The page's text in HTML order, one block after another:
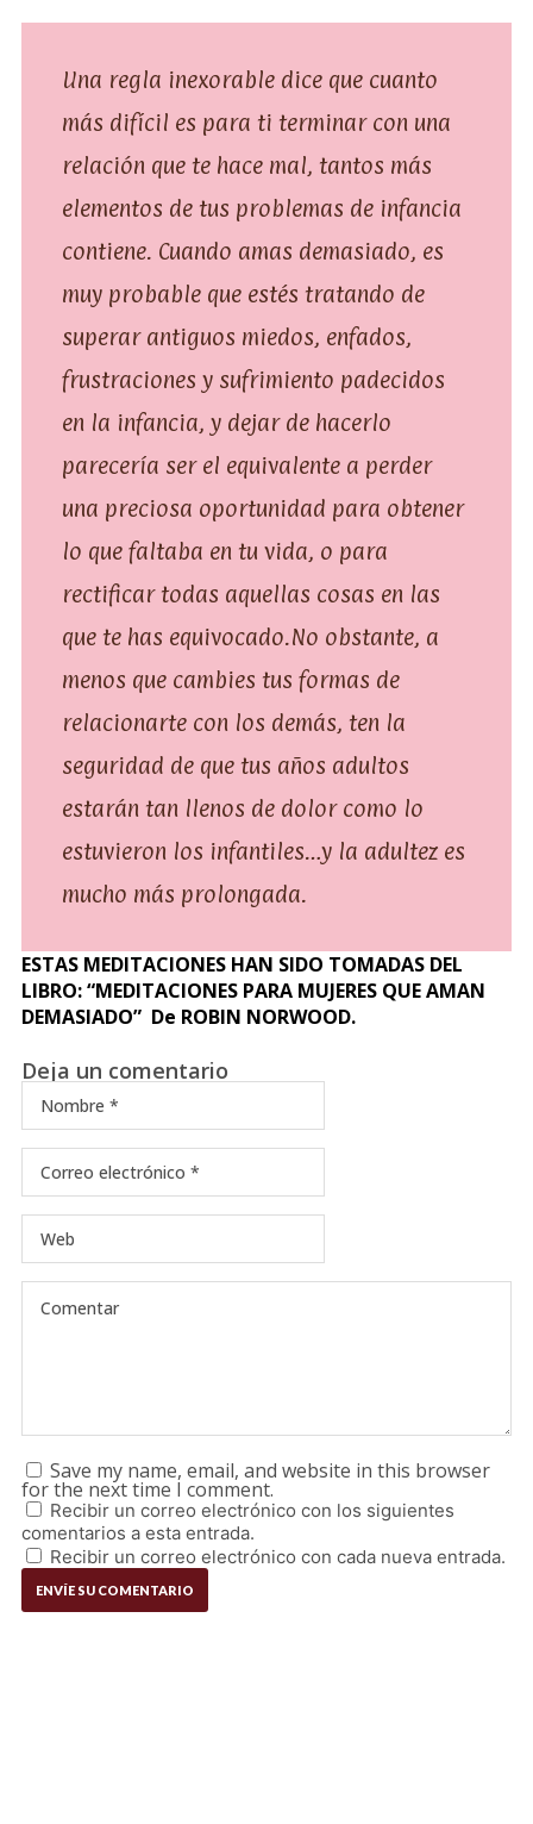
Una regla inexorable dice que cuanto
más difícil es para ti terminar con una
relación que te hace mal, tantos más
elementos de tus problemas de infancia
contiene. Cuando amas demasiado, es
muy probable que estés tratando de
superar antiguos miedos, enfados,
frustraciones y sufrimiento padecidos
en la infancia, y dejar de hacerlo
parecería ser el equivalente a perder
una preciosa oportunidad para obtener
lo que faltaba en tu vida, o para
rectificar todas aquellas cosas en las
que te has equivocado.No obstante, a
menos que cambies tus formas de
relacionarte con los demás, ten la
seguridad de que tus años adultos
estarán tan llenos de dolor como lo
estuvieron los infantiles…y la adultez es
mucho más prolongada.
ESTAS MEDITACIONES HAN SIDO TOMADAS DEL
LIBRO: “MEDITACIONES PARA MUJERES QUE AMAN
DEMASIADO” De ROBIN NORWOOD.
Deja un comentario
Save my name, email, and website in this browser
for the next time I comment.
Recibir un correo electrónico con los siguientes
comentarios a esta entrada.
Recibir un correo electrónico con cada nueva entrada.